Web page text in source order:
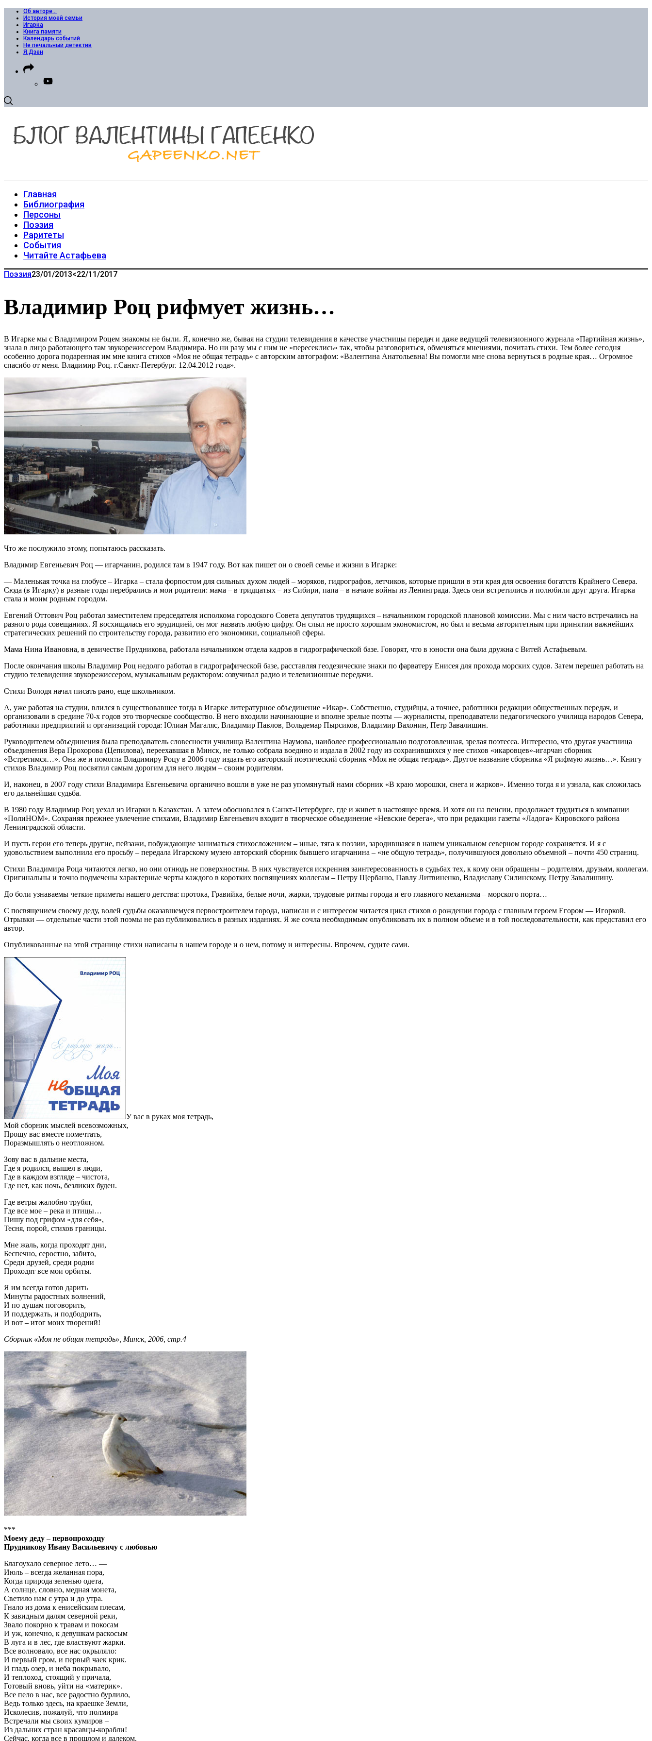
Об авторе…
История моей семьи
Игарка
Книга памяти
Календарь событий
Не печальный детектив
Я.Дзен
Главная
Библиография
Персоны
Поэзия
Раритеты
События
Читайте Астафьева
Поэзия23/01/2013<22/11/2017
Владимир Роц рифмует жизнь…
В Игарке мы с Владимиром Роцем знакомы не были. Я, конечно же, бывая на студии телевидения в качестве участницы передач и даже ведущей телевизионного журнала «Партийная жизнь»,
знала в лицо работающего там звукорежиссером Владимира. Но ни разу мы с ним не «пересеклись» так, чтобы разговориться, обменяться мнениями, почитать стихи. Тем более сегодня
особенно дорога подаренная им мне книга стихов «Моя не общая тетрадь» с авторским автографом: «Валентина Анатольевна! Вы помогли мне снова вернуться в родные края… Огромное
спасибо от меня. Владимир Роц. г.Санкт-Петербург. 12.04.2012 года».
Что же послужило этому, попытаюсь рассказать.
Владимир Евгеньевич Роц — игарчанин, родился там в 1947 году. Вот как пишет он о своей семье и жизни в Игарке:
— Маленькая точка на глобусе – Игарка – стала форпостом для сильных духом людей – моряков, гидрографов, летчиков, которые пришли в эти края для освоения богатств Крайнего Севера.
Сюда (в Игарку) в разные годы перебрались и мои родители: мама – в тридцатых – из Сибири, папа – в начале войны из Ленинграда. Здесь они встретились и полюбили друг друга. Игарка
стала и моим родным городом.
Евгений Оттович Роц работал заместителем председателя исполкома городского Совета депутатов трудящихся – начальником городской плановой комиссии. Мы с ним часто встречались на
разного рода совещаниях. Я восхищалась его эрудицией, он мог назвать любую цифру. Он слыл не просто хорошим экономистом, но был и весьма авторитетным при принятии важнейших
стратегических решений по строительству города, развитию его экономики, социальной сферы.
Мама Нина Ивановна, в девичестве Прудникова, работала начальником отдела кадров в гидрографической базе. Говорят, что в юности она была дружна с Витей Астафьевым.
После окончания школы Владимир Роц недолго работал в гидрографической базе, расставляя геодезические знаки по фарватеру Енисея для прохода морских судов. Затем перешел работать на
студию телевидения звукорежиссером, музыкальным редактором: озвучивал радио и телевизионные передачи.
Стихи Володя начал писать рано, еще школьником.
А, уже работая на студии, влился в существовавшее тогда в Игарке литературное объединение «Икар». Собственно, студийцы, а точнее, работники редакции общественных передач, и
организовали в средине 70-х годов это творческое сообщество. В него входили начинающие и вполне зрелые поэты — журналисты, преподаватели педагогического училища народов Севера,
работники предприятий и организаций города: Юлиан Магаляс, Владимир Павлов, Вольдемар Пырсиков, Владимир Вахонин, Петр Завалишин.
Руководителем объединения была преподаватель словесности училища Валентина Наумова, наиболее профессионально подготовленная, зрелая поэтесса. Интересно, что другая участница
объединения Вера Прохорова (Цепилова), переехавшая в Минск, не только собрала воедино и издала в 2002 году из сохранившихся у нее стихов «икаровцев»-игарчан сборник
«Встретимся…». Она же и помогла Владимиру Роцу в 2006 году издать его авторский поэтический сборник «Моя не общая тетрадь». Другое название сборника «Я рифмую жизнь…». Книгу
стихов Владимир Роц посвятил самым дорогим для него людям – своим родителям.
И, наконец, в 2007 году стихи Владимира Евгеньевича органично вошли в уже не раз упомянутый нами сборник «В краю морошки, снега и жарков». Именно тогда я и узнала, как сложилась
его дальнейшая судьба.
В 1980 году Владимир Роц уехал из Игарки в Казахстан. А затем обосновался в Санкт-Петербурге, где и живет в настоящее время. И хотя он на пенсии, продолжает трудиться в компании
«ПолиНОМ». Сохраняя прежнее увлечение стихами, Владимир Евгеньевич входит в творческое объединение «Невские берега», что при редакции газеты «Ладога» Кировского района
Ленинградской области.
И пусть герои его теперь другие, пейзажи, побуждающие заниматься стихосложением – иные, тяга к поэзии, зародившаяся в нашем уникальном северном городе сохраняется. И я с
удовольствием выполнила его просьбу – передала Игарскому музею авторский сборник бывшего игарчанина – «не общую тетрадь», получившуюся довольно объемной – почти 450 страниц.
Стихи Владимира Роца читаются легко, но они отнюдь не поверхностны. В них чувствуется искренняя заинтересованность в судьбах тех, к кому они обращены – родителям, друзьям, коллегам.
Оригинальны и точно подмечены характерные черты каждого в коротких посвящениях коллегам – Петру Щербаню, Павлу Литвиненко, Владиславу Силинскому, Петру Завалишину.
До боли узнаваемы четкие приметы нашего детства: протока, Гравийка, белые ночи, жарки, трудовые ритмы города и его главного механизма – морского порта…
С посвящением своему деду, волей судьбы оказавшемуся первостроителем города, написан и с интересом читается цикл стихов о рождении города с главным героем Егором — Игоркой.
Отрывки — отдельные части этой поэмы не раз публиковались в разных изданиях. Я же сочла необходимым опубликовать их в полном объеме и в той последовательности, как представил его
автор.
Опубликованные на этой странице стихи написаны в нашем городе и о нем, потому и интересны. Впрочем, судите сами.
У вас в руках моя тетрадь,
Мой сборник мыслей всевозможных,
Прошу вас вместе помечтать,
Поразмышлять о неотложном.
Зову вас в дальние места,
Где я родился, вышел в люди,
Где в каждом взгляде – чистота,
Где нет, как ночь, безликих буден.
Где ветры жалобно трубят,
Где все мое – река и птицы…
Пишу под грифом «для себя»,
Тесня, порой, стихов границы.
Мне жаль, когда проходят дни,
Беспечно, серостно, забито,
Среди друзей, среди родни
Проходят все мои орбиты.
Я им всегда готов дарить
Минуты радостных волнений,
И по душам поговорить,
И поддержать, и подбодрить,
И вот – итог моих творений!
Сборник «Моя не общая тетрадь», Минск, 2006, стр.4
***
Моему деду – первопроходцу
Прудникову Ивану Васильевичу с любовью
Благоухало северное лето… —
Июль – всегда желанная пора,
Когда природа зеленью одета,
А солнце, словно, медная монета,
Светило нам с утра и до утра.
Гнало из дома к енисейским плесам,
К завидным далям северной реки,
Звало покорно к травам и покосам
И уж, конечно, к девушкам раскосым
В луга и в лес, где властвуют жарки.
Все волновало, все нас окрыляло:
И первый гром, и первый чаек крик.
И гладь озер, и неба покрывало,
И теплоход, стоящий у причала,
Готовый вновь, уйти на «материк».
Все пело в нас, все радостно бурлило,
Ведь только здесь, на краешке Земли,
Исколесив, пожалуй, что полмира
Встречали мы своих кумиров –
Из дальних стран красавцы-корабли!
Сейчас, когда все в прошлом и далеком,